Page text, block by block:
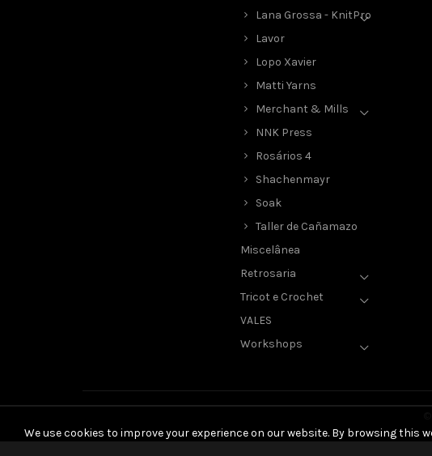
Lana Grossa - KnitPro
Lavor
Lopo Xavier
Matti Yarns
Merchant & Mills
NNK Press
Rosários 4
Shachenmayr
Soak
Taller de Cañamazo
Miscelânea
Retrosaria
Tricot e Crochet
VALES
Workshops
We use cookies to improve your experience on our website. By browsing this